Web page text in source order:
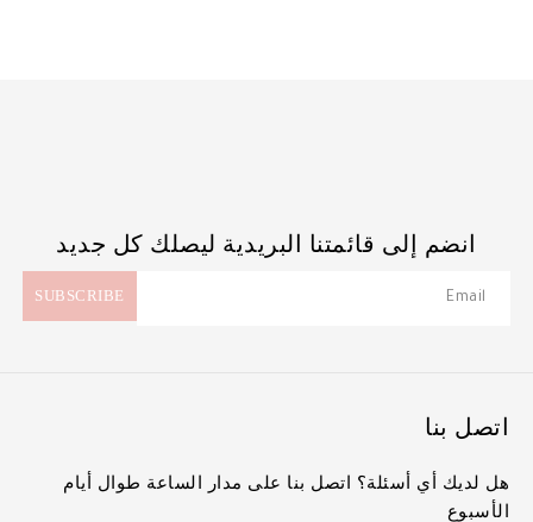
انضم إلى قائمتنا البريدية ليصلك كل جديد
اتصل بنا
هل لديك أي أسئلة؟ اتصل بنا على مدار الساعة طوال أيام
الأسبوع